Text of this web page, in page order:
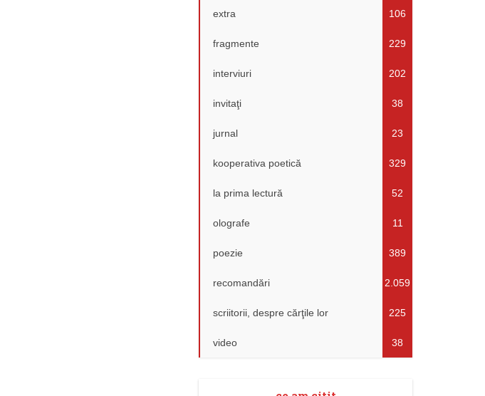
extra 106
fragmente 229
interviuri 202
invitaţi 38
jurnal 23
kooperativa poetică 329
la prima lectură 52
olografe 11
poezie 389
recomandări 2.059
scriitorii, despre cărţile lor 225
video 38